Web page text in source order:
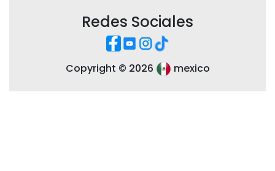
Redes Sociales
Copyright © 2026 mexico